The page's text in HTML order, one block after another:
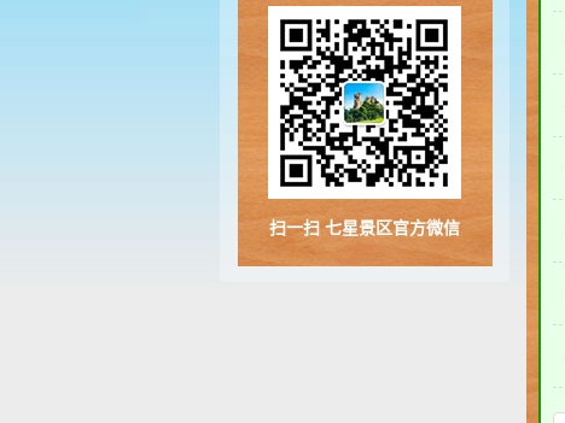
扫一扫 七星景区官方微信